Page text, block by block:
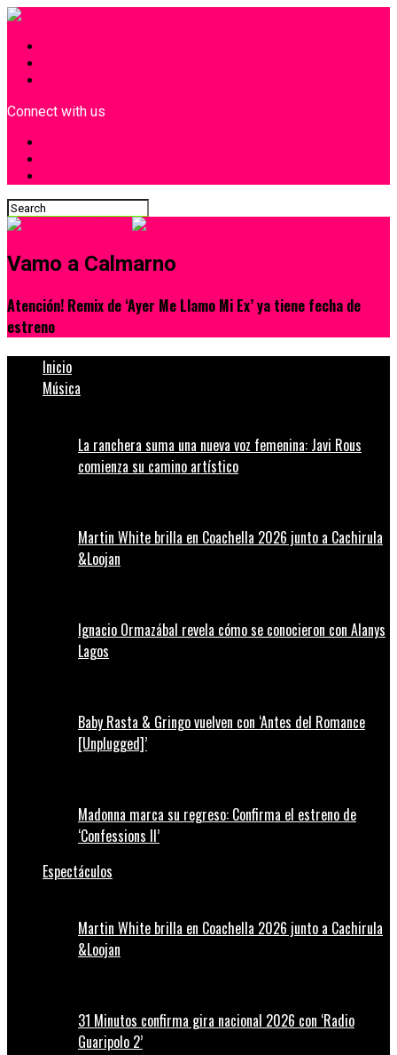
Connect with us
Vamo a Calmarno
Atención! Remix de ‘Ayer Me Llamo Mi Ex’ ya tiene fecha de
estreno
Inicio
Música
La ranchera suma una nueva voz femenina: Javi Rous
comienza su camino artístico
Martin White brilla en Coachella 2026 junto a Cachirula
&Loojan
Ignacio Ormazábal revela cómo se conocieron con Alanys
Lagos
Baby Rasta & Gringo vuelven con ‘Antes del Romance
[Unplugged]’
Madonna marca su regreso: Confirma el estreno de
‘Confessions II’
Espectáculos
Martin White brilla en Coachella 2026 junto a Cachirula
&Loojan
31 Minutos confirma gira nacional 2026 con ‘Radio
Guaripolo 2’